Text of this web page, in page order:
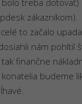
to začalo
nám pohltil
finančne
budeme